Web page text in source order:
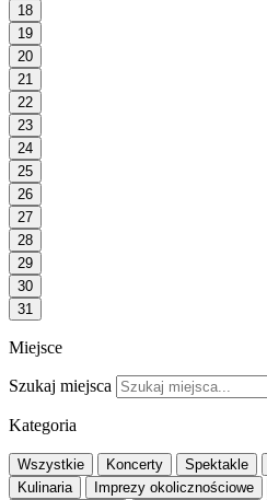
18
19
20
21
22
23
24
25
26
27
28
29
30
31
Miejsce
Szukaj miejsca
Kategoria
Wszystkie Koncerty Spektakle
Kulinaria
Imprezy okolicznościowe